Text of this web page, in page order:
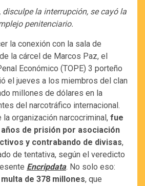
disculpe la interrupción, se cayó la
penitenciario.
la conexión con la sala de
la cárcel de Marcos Paz, el
Económico (TOPE) 3 porteño
el jueves a los miembros del clan
millones de dólares en la
del narcotráfico internacional.
la organización narcocriminal, fue
de prisión por asociación
y contrabando de divisas,
de tentativa, según el veredicto
Encripdata. No solo eso:
de 378 millones, que